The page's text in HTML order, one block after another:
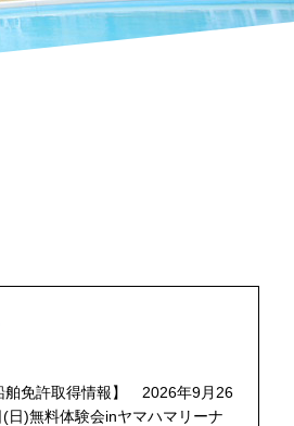
舶免許取得情報】 2026年9月26
日)無料体験会inヤマハマリーナ